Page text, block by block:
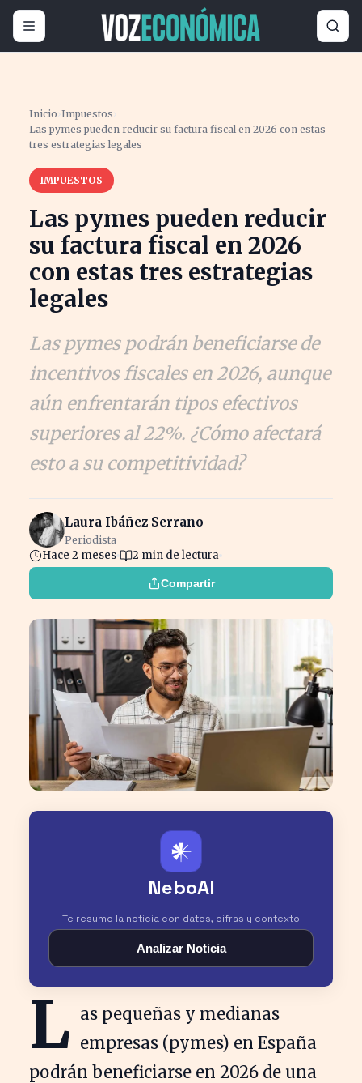
Inicio ›Impuestos ›
Las pymes pueden reducir su factura fiscal en 2026 con estas
tres estrategias legales
IMPUESTOS
Las pymes pueden reducir
su factura fiscal en 2026
con estas tres estrategias
legales
Las pymes podrán beneficiarse de
incentivos fiscales en 2026, aunque
aún enfrentarán tipos efectivos
superiores al 22%. ¿Cómo afectará
esto a su competitividad?
Laura Ibáñez Serrano
Periodista
Hace 2 meses 2 min de lectura
Compartir
𒀭
NeboAI
Te resumo la noticia con datos, cifras y contexto
Analizar Noticia
L as pequeñas y medianas
empresas (pymes) en España
podrán beneficiarse en 2026 de una